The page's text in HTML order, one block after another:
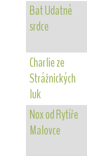
Bat Udatné
srdce
Charlie ze
Strážnických
luk
Nox od Rytíře
Malovce